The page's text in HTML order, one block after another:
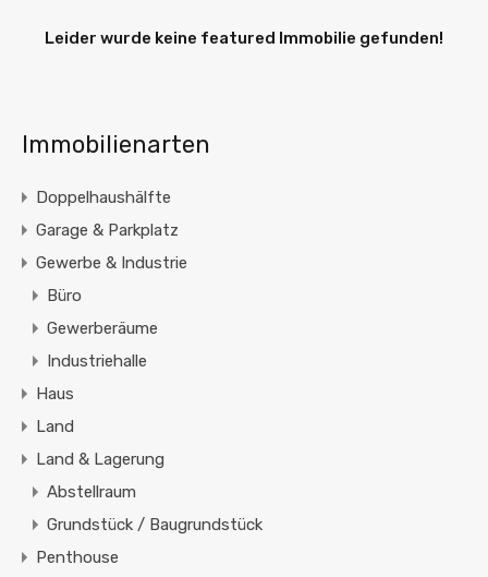
Leider wurde keine featured Immobilie gefunden!
Immobilienarten
Doppelhaushälfte
Garage & Parkplatz
Gewerbe & Industrie
Büro
Gewerberäume
Industriehalle
Haus
Land
Land & Lagerung
Abstellraum
Grundstück / Baugrundstück
Penthouse